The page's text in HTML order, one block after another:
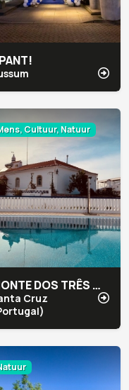
Cultuur, Natuur
MONTE DOS TRÊS MOINHOS
Cruz